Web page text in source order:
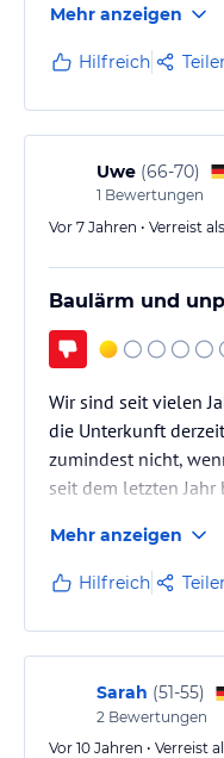
Hauptstraße war
Landwirtschaft,
die Bahn infolge
Uhr spätestens war
Auch muss man ein
dieser zog reichlich
Mehr anzeigen
Hilfreich
Uwe (66-70)
1 Bewertungen
Vor 7 Jahren • Verreist
Baulärm und
Wir sind seit vielen
die Unterkunft
zumindest nicht,
seit dem letzten
des Umfangs derzeit
wird tagelang
Dampfhammer etc.
entsprechende
beendet ist. Keine
lassen sich nicht
Mehr anzeigen
Hilfreich
Sarah (51-55)
2 Bewertungen
Vor 10 Jahren • Verreist